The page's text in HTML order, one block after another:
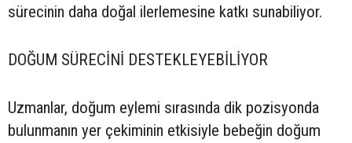
sürecinin daha doğal ilerlemesine katkı sunabiliyor.
DOĞUM SÜRECİNİ DESTEKLEYEBİLİYOR
Uzmanlar, doğum eylemi sırasında dik pozisyonda
bulunmanın yer çekiminin etkisiyle bebeğin doğum